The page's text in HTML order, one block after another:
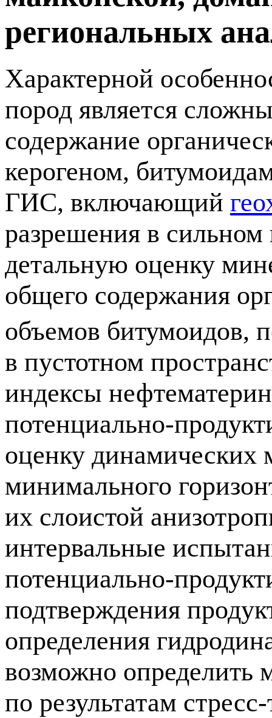
региональных
Характерной
пород является
содержание
керогеном,
ГИС, включающий
разрешения в
детальную оценку
общего содержания
объемов битумоидов,
в пустотном
индексы
потенциально-
оценку динамических
минимального
их слоистой
интервальные
потенциально-
подтверждения
определения
возможно определить
по результатам